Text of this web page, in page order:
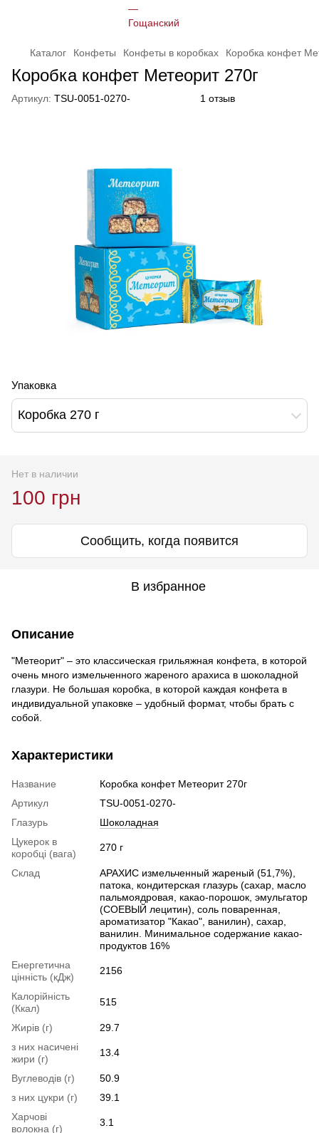
Каталог Конфеты Конфеты в коробках Коробка конфет
Коробка конфет Метеорит 270г
Артикул: TSU-0051-0270- 1 отзыв
Упаковка
Коробка 270 г
Нет в наличии
100 грн
Сообщить, когда появится
В избранное
Описание
"Метеорит" – это классическая грильяжная конфета, в которой
очень много измельченного жареного арахиса в шоколадной
глазури. Не большая коробка, в которой каждая конфета в
индивидуальной упаковке – удобный формат, чтобы брать с
собой.
Характеристики
Название
Коробка конфет Метеорит 270г
Артикул
TSU-0051-0270-
Глазурь
Шоколадная
Цукерок в
коробці (вага)
270 г
Склад
АРАХИС измельченный жареный (51,7%),
патока, кондитерская глазурь (сахар, масло
пальмоядровая, какао-порошок, эмульгатор
(СОЕВЫЙ лецитин), соль поваренная,
ароматизатор "Какао", ванилин), сахар,
ванилин. Минимальное содержание какао-
продуктов 16%
Енергетична
цінність (кДж)
2156
Калорійність
(Ккал)
515
Жирів (г)
29.7
з них насичені
жири (г)
13.4
Вуглеводів (г)
50.9
з них цукри (г)
39.1
Харчові
волокна (г)
3.1